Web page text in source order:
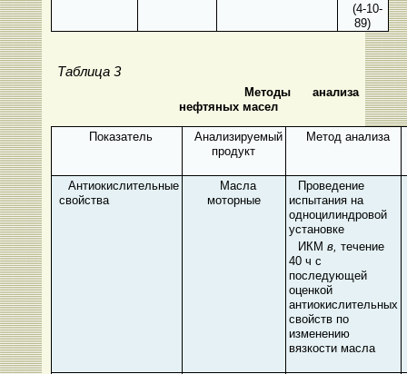
(4-10-
89)
Таблица 3
Методы анализа
нефтяных масел
Показатель
Анализируемый
продукт
Метод анализа
Антиокислительные
свойства
Масла
моторные
Проведение
испытания на
одноцилиндровой
установке
ИКМ в, течение
40 ч с
последующей
оценкой
антиокислительных
свойств по
изменению
вязкости масла